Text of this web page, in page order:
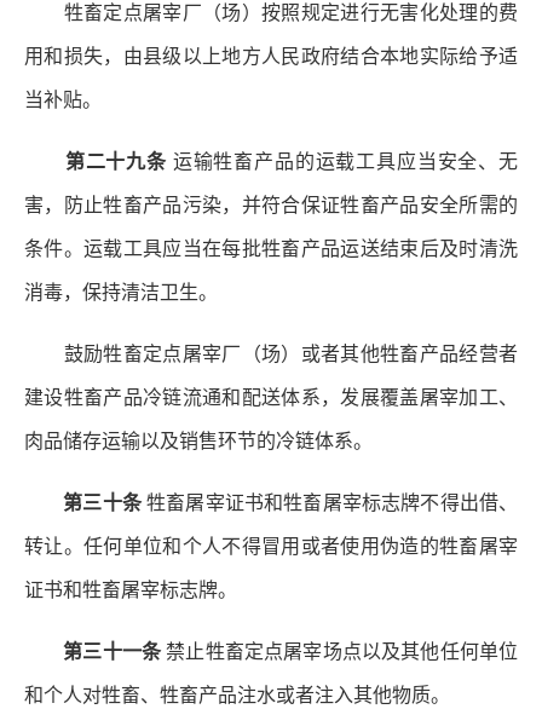
牲畜定点屠宰厂（场）按照规定进行无害化处理的费
用和损失，由县级以上地方人民政府结合本地实际给予适
当补贴。
第二十九条运输牲畜产品的运载工具应当安全、无
害，防止牲畜产品污染，并符合保证牲畜产品安全所需的
条件。运载工具应当在每批牲畜产品运送结束后及时清洗
消毒，保持清洁卫生。
鼓励牲畜定点屠宰厂（场）或者其他牲畜产品经营者
建设牲畜产品冷链流通和配送体系，发展覆盖屠宰加工、
肉品储存运输以及销售环节的冷链体系。
第三十条牲畜屠宰证书和牲畜屠宰标志牌不得出借、
转让。任何单位和个人不得冒用或者使用伪造的牲畜屠宰
证书和牲畜屠宰标志牌。
第三十一条禁止牲畜定点屠宰场点以及其他任何单位
和个人对牲畜、牲畜产品注水或者注入其他物质。